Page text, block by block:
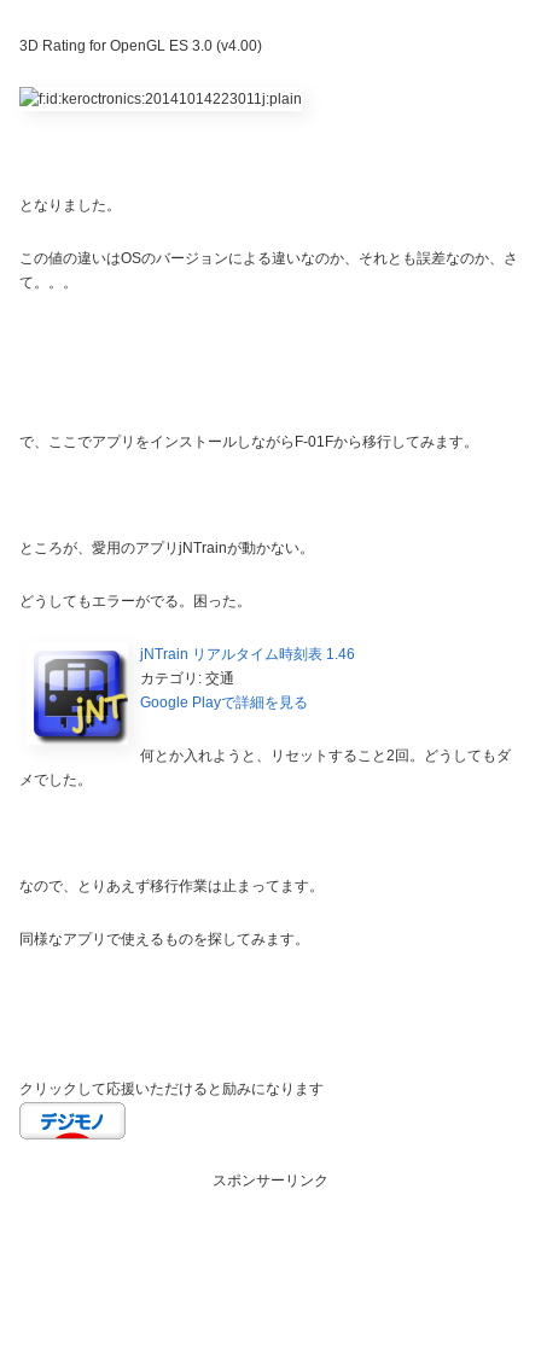
3D Rating for OpenGL ES 3.0 (v4.00)
となりました。
この値の違いはOSのバージョンによる違いなのか、それとも誤差なのか、さ
て。。。
で、ここでアプリをインストールしながらF-01Fから移行してみます。
ところが、愛用のアプリjNTrainが動かない。
どうしてもエラーがでる。困った。
jNTrain リアルタイム時刻表 1.46
カテゴリ: 交通
Google Playで詳細を見る
何とか入れようと、リセットすること2回。どうしてもダ
メでした。
なので、とりあえず移行作業は止まってます。
同様なアプリで使えるものを探してみます。
クリックして応援いただけると励みになります
スポンサーリンク